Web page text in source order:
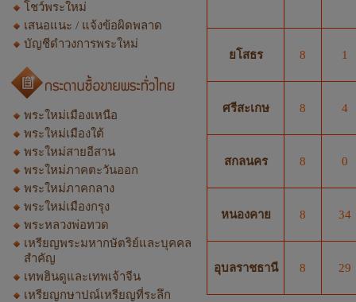
โชว์พระใหม่
เสนอแนะ / แจ้งข้อผิดพลาด
บัญชีดำวงการพระใหม่
พระใหม่เมืองเหนือ
พระใหม่เมืองใต้
พระใหม่สายอีสาน
พระใหม่ภาคตะวันออก
พระใหม่ภาคกลาง
พระใหม่เมืองกรุง
พระหลวงพ่อทวด
เหรียญพระมหากษัตริย์และบุคคล
สำคัญ
เทพฮินดูและเทพเจ้าจีน
เหรียญกษาปณ์เหรียญที่ระลึก
ยโสธร 8 1
ศรีสะเกษ 8 4
สกลนคร 8 0
หนองคาย 8 34
อุบลราชธานี 8 29